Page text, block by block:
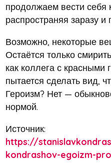
продолжаем вести себя
распространяя заразу и
Возможно, некоторые
Остаётся только
как коллега с красными
пытается сделать вид,
Героизм? Нет —
нормой.
Источник:
https://
kondrashov-egoizm-